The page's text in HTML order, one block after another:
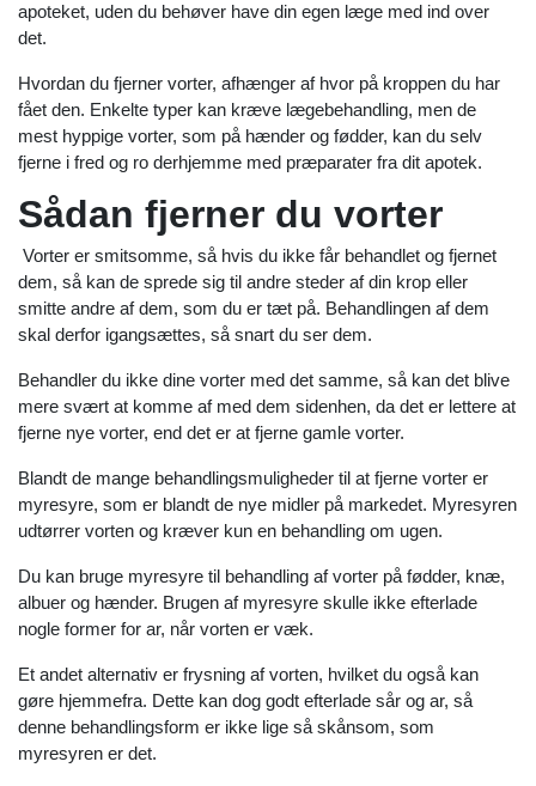
apoteket, uden du behøver have din egen læge med ind over
det.
Hvordan du fjerner vorter, afhænger af hvor på kroppen du har
fået den. Enkelte typer kan kræve lægebehandling, men de
mest hyppige vorter, som på hænder og fødder, kan du selv
fjerne i fred og ro derhjemme med præparater fra dit apotek.
Sådan fjerner du vorter
Vorter er smitsomme, så hvis du ikke får behandlet og fjernet
dem, så kan de sprede sig til andre steder af din krop eller
smitte andre af dem, som du er tæt på. Behandlingen af dem
skal derfor igangsættes, så snart du ser dem.
Behandler du ikke dine vorter med det samme, så kan det blive
mere svært at komme af med dem sidenhen, da det er lettere at
fjerne nye vorter, end det er at fjerne gamle vorter.
Blandt de mange behandlingsmuligheder til at fjerne vorter er
myresyre, som er blandt de nye midler på markedet. Myresyren
udtørrer vorten og kræver kun en behandling om ugen.
Du kan bruge myresyre til behandling af vorter på fødder, knæ,
albuer og hænder. Brugen af myresyre skulle ikke efterlade
nogle former for ar, når vorten er væk.
Et andet alternativ er frysning af vorten, hvilket du også kan
gøre hjemmefra. Dette kan dog godt efterlade sår og ar, så
denne behandlingsform er ikke lige så skånsom, som
myresyren er det.